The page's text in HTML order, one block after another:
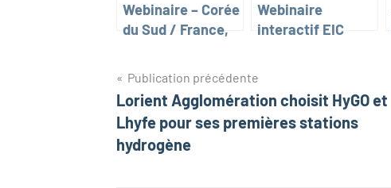
Webinaire – Corée
du Sud / France,
régionales
Webinaire
interactif EIC
storytelling ? (10
mai)
Navigation
de
l’article
Publication précédente
Lorient Agglomération choisit HyGO et
Lhyfe pour ses premières stations
hydrogène